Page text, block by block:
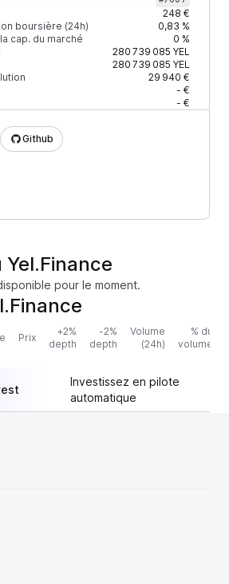
248 €
boursière (24h)
0,83 %
cap. du marché
0 %
280 739 085 YEL
280 739 085 YEL
29 940 €
- €
- €
Github
Yel.Finance
pour le moment.
Prix
+2%
depth
-2%
depth
Volume
(24h)
% du
volume
Investissez en pilote
automatique